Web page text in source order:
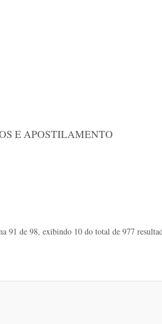
E APOSTILAMENTO
91 de 98, exibindo 10 do total de 977